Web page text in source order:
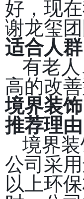
好，现
谢龙玺
适合人群
有老
高的改
境界装
推荐理由
境界
公司采
以上环